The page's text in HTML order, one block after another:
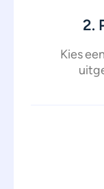
2.
Kies